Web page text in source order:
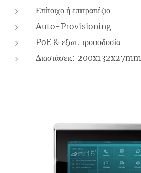
Επίτοιχο ή επιτραπέζιο
Auto-Provisioning
PoE & εξωτ. τροφοδοσία
Διαστάσεις: 200x132x27mm